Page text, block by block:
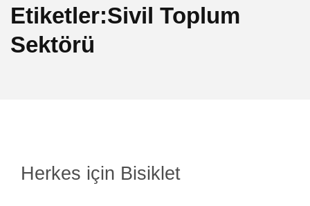
Etiketler:Sivil Toplum
Sektörü
Herkes için Bisiklet